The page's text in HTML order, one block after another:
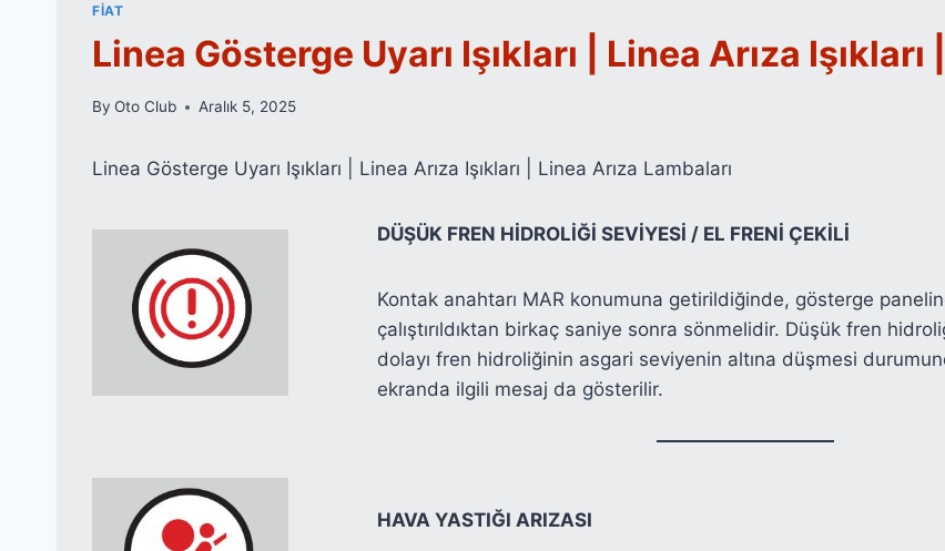
FIAT
Linea Gösterge Uyarı Işıkları | Linea Arıza
By Oto Club Aralık 5, 2025
Linea Gösterge Uyarı Işıkları | Linea Arıza Işıkları | Linea Arıza Lambaları
DÜŞÜK FREN HİDROLİĞİ SEVİYESİ / EL FRENİ ÇEKİLİ
Kontak anahtarı MAR konumuna getirildiğinde, gösterge
çalıştırıldıktan birkaç saniye sonra sönmelidir. Düşük fren
dolayı fren hidroliğinin asgari seviyenin altına düşmesi
ekranda ilgili mesaj da gösterilir.
HAVA YASTIĞI ARIZASI